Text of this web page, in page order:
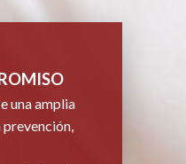
una amplia